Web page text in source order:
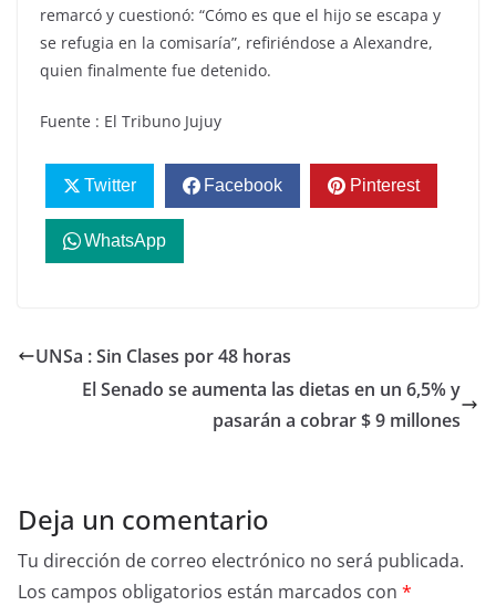
remarcó y cuestionó: “Cómo es que el hijo se escapa y
se refugia en la comisaría”, refiriéndose a Alexandre,
quien finalmente fue detenido.
Fuente : El Tribuno Jujuy
Twitter Facebook Pinterest
WhatsApp
UNSa : Sin Clases por 48 horas
El Senado se aumenta las dietas en un 6,5% y
pasarán a cobrar $ 9 millones
Deja un comentario
Tu dirección de correo electrónico no será publicada.
Los campos obligatorios están marcados con *